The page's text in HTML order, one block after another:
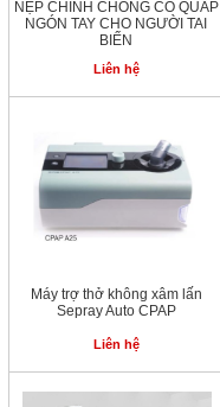
NẸP CHỈNH CHỐNG CO QUẮP
NGÓN TAY CHO NGƯỜI TAI
BIẾN
Liên hệ
Máy trợ thở không xâm lấn
Sepray Auto CPAP
Liên hệ